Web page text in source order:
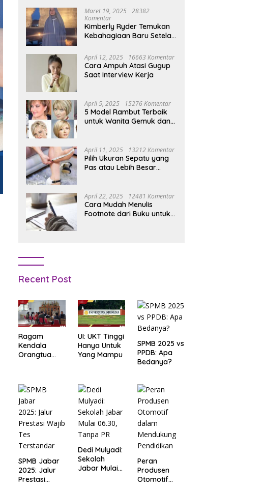
Maret 19, 2025
28382
Komentar
Kimberly Ryder Temukan
Kebahagiaan Baru Setelah
April 12, 2025 16663 Komentar
Cara Ampuh Atasi Gugup
Saat Interview Kerja
April 5, 2025 15276 Komentar
5 Model Rambut Terbaik
untuk Wanita Gemuk dan
April 11, 2025 13212 Komentar
Pilih Ukuran Sepatu yang
Pas atau Lebih Besar
April 22, 2025 12481 Komentar
Cara Mudah Menulis
Footnote dari Buku untuk
Recent Post
Ragam
Kendala
Orangtua
Jakarta
2025: Salah
Input Data
hingga Lupa
Password
UI: UKT Tinggi
Hanya Untuk
Yang Mampu
SPMB 2025 vs
PPDB: Apa
Bedanya?
SPMB Jabar
2025: Jalur
Prestasi
Dedi Mulyadi:
Sekolah
Jabar Mulai
Peran
Produsen
Otomotif